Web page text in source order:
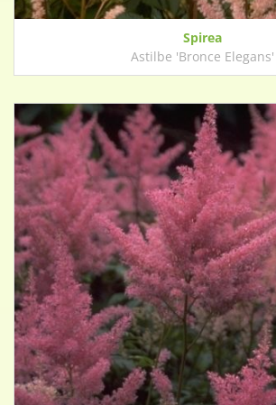
Spirea
Astilbe 'Bronce Elegans'